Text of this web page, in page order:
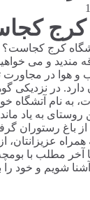
کرج
مندید و می خواهید
هوا در مجاورت
دارد. در نزدیکی
به نام آتشگاه
روستای به یاد
باغ رستوران‌
عزیزانتان،
مطلب با بومچه
شویم و خود